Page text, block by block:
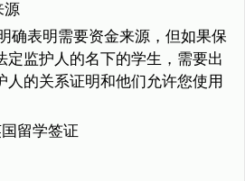
源
确表明需要资金来源，但如果保
定监护人的名下的学生，需要出
人的关系证明和他们允许您使用
留学签证